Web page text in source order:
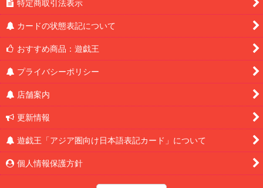
特定商取引法表示
カードの状態表記について
おすすめ商品：遊戯王
プライバシーポリシー
店舗案内
更新情報
遊戯王「アジア圏向け日本語表記カード」について
個人情報保護方針